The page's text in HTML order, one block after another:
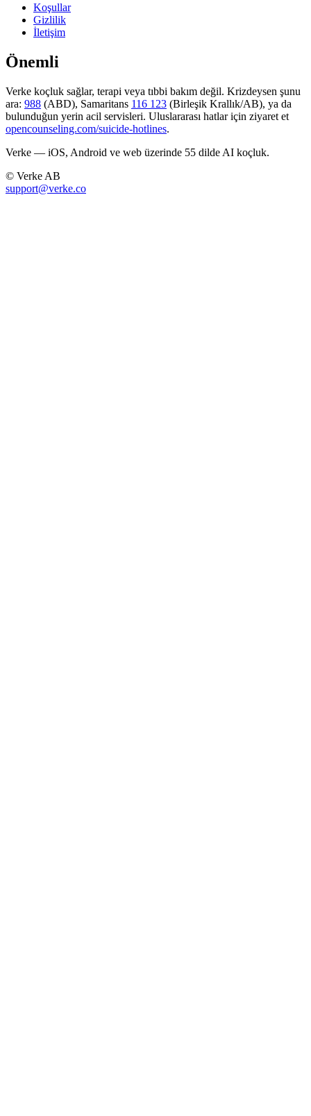
Koşullar
Gizlilik
İletişim
Önemli
Verke koçluk sağlar, terapi veya tıbbi bakım değil. Krizdeysen şunu
ara: 988 (ABD), Samaritans 116 123 (Birleşik Krallık/AB), ya da
bulunduğun yerin acil servisleri. Uluslararası hatlar için ziyaret et
opencounseling.com/suicide-hotlines.
Verke — iOS, Android ve web üzerinde 55 dilde AI koçluk.
© Verke AB
support@verke.co